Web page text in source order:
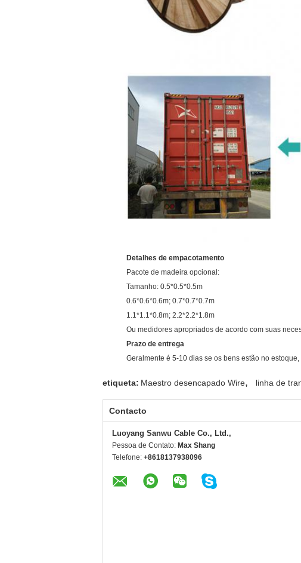
Detalhes de empacotamento
Pacote de madeira opcional:
Tamanho: 0.5*0.5*0.5m
0.6*0.6*0.6m; 0.7*0.7*0.7m
1.1*1.1*0.8m; 2.2*2.2*1.8m
Ou medidores apropriados de acordo com suas
Prazo de entrega
Geralmente é 5-10 dias se os bens estão no estoque,
etiqueta: Maestro desencapado Wire, linha de
Contacto
Luoyang Sanwu Cable Co., Ltd.,
Pessoa de Contato: Max Shang
Telefone: +8618137938096